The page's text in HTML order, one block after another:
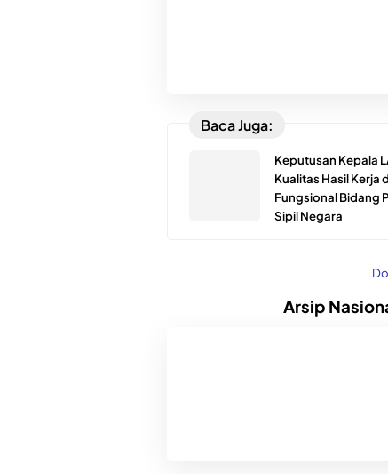
Baca Juga:
Keputusan Kepala
Kualitas Hasil Kerja
Fungsional Bidang
Sipil Negara
Arsip